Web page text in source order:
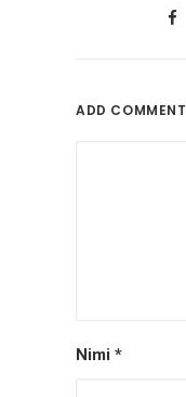
ADD COMMENT
Nimi *